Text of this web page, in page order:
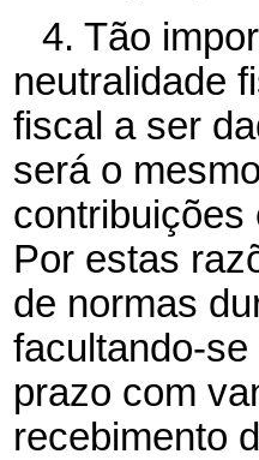
4. Tão
neutralidade
fiscal a ser
será o
contribuições
Por estas
de normas
facultando-
prazo com
recebimento